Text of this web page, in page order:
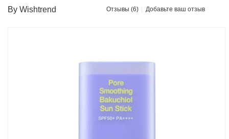
By Wishtrend Отзывы (6) Добавьте ваш отзыв